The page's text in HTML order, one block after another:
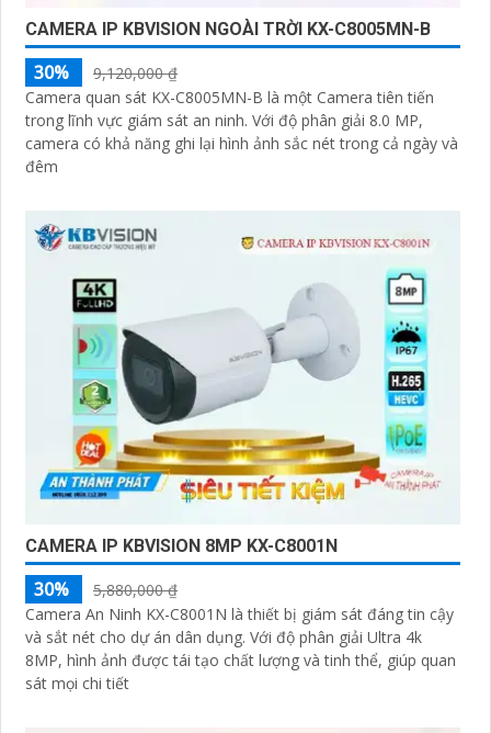
CAMERA IP KBVISION NGOÀI TRỜI KX-C8005MN-B
30%
9,120,000 ₫
Camera quan sát KX-C8005MN-B là một Camera tiên tiến
trong lĩnh vực giám sát an ninh. Với độ phân giải 8.0 MP,
camera có khả năng ghi lại hình ảnh sắc nét trong cả ngày và
đêm
CAMERA IP KBVISION 8MP KX-C8001N
30%
5,880,000 ₫
Camera An Ninh KX-C8001N là thiết bị giám sát đáng tin cậy
và sắt nét cho dự án dân dụng. Với độ phân giải Ultra 4k
8MP, hình ảnh được tái tạo chất lượng và tinh thể, giúp quan
sát mọi chi tiết